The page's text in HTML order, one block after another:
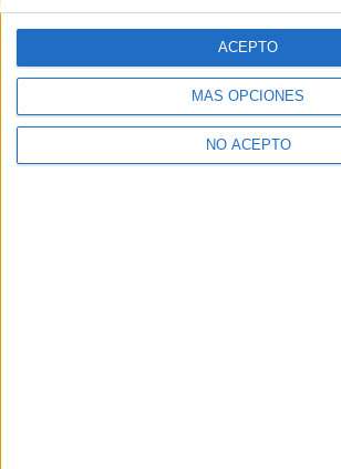
MÁS OPCIONES
NO ACEPTO
ACEPTO
Y como regalo de agradecimiento, por
gratis una copia de nuestro ebook con
primer año de universidad